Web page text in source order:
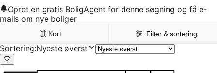
Opret en gratis BoligAgent for denne søgning og få e-
mails om nye boliger.
Kort Filter & sortering
Sortering:Nyeste øverst